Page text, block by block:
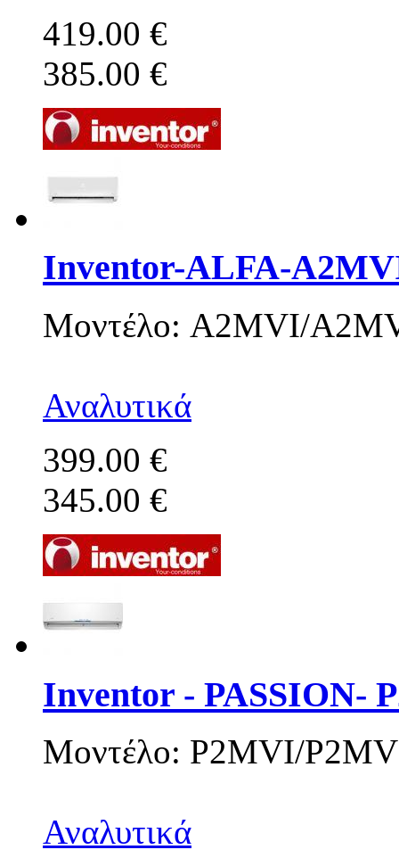
419.00 €
385.00 €
Inventor-ALFA-
Μοντέλο: A2MVI/
Αναλυτικά
399.00 €
345.00 €
Inventor - PASSION-
Μοντέλο: P2MVI/
Αναλυτικά